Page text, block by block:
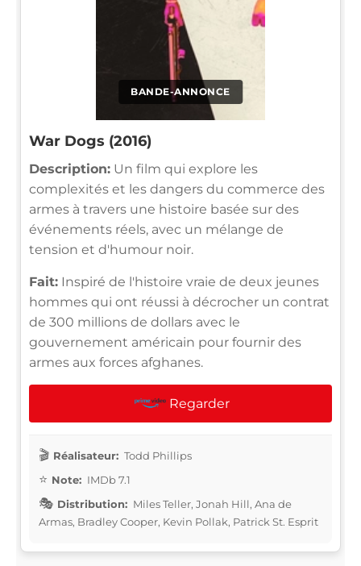
BANDE-ANNONCE
War Dogs (2016)
Description: Un film qui explore les
complexités et les dangers du commerce des
armes à travers une histoire basée sur des
événements réels, avec un mélange de
tension et d'humour noir.
Fait: Inspiré de l'histoire vraie de deux jeunes
hommes qui ont réussi à décrocher un contrat
de 300 millions de dollars avec le
gouvernement américain pour fournir des
armes aux forces afghanes.
Regarder
Réalisateur: Todd Phillips
Note: IMDb 7.1
Distribution: Miles Teller, Jonah Hill, Ana de
Armas, Bradley Cooper, Kevin Pollak, Patrick St. Esprit